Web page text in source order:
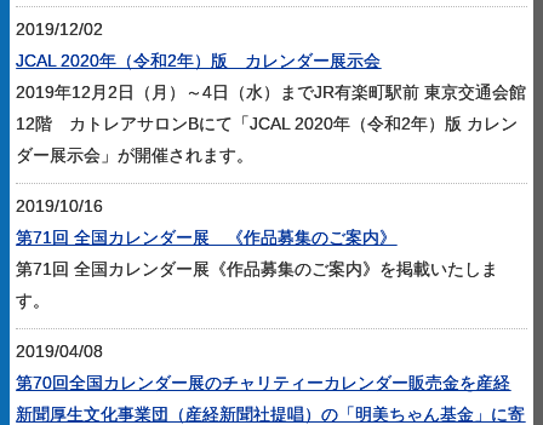
2019/12/02
JCAL 2020年（令和2年）版 カレンダー展示会
2019年12月2日（月）～4日（水）までJR有楽町駅前 東京交通会館
12階 カトレアサロンBにて「JCAL 2020年（令和2年）版 カレン
ダー展示会」が開催されます。
2019/10/16
第71回 全国カレンダー展 《作品募集のご案内》
第71回 全国カレンダー展《作品募集のご案内》を掲載いたしま
す。
2019/04/08
第70回全国カレンダー展のチャリティーカレンダー販売金を産経
新聞厚生文化事業団（産経新聞社提唱）の「明美ちゃん基金」に寄